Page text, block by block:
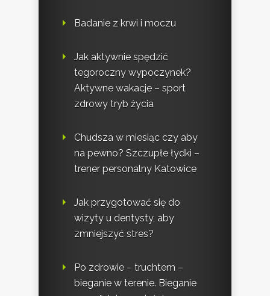
Badanie z krwi i moczu
Jak aktywnie spędzić
tegoroczny wypoczynek?
Aktywne wakacje – sport
zdrowy tryb życia
Chudsza w miesiąc czy aby
na pewno? Szczupłe łydki –
trener personalny Katowice
Jak przygotować się do
wizyty u dentysty, aby
zmniejszyć stres?
Po zdrowie – truchtem –
bieganie w terenie. Bieganie